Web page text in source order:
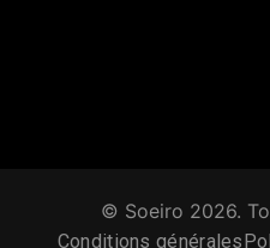
© Soeiro 2026.
Conditions générales